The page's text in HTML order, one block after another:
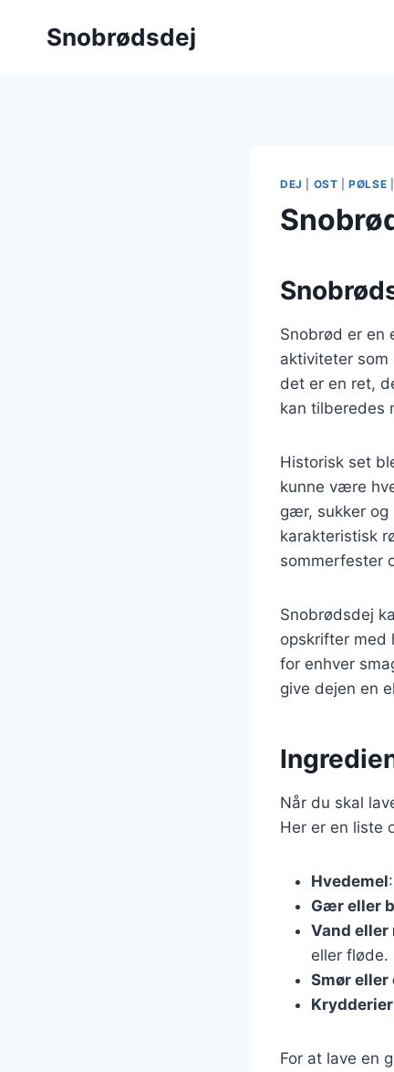
Snobrødsdej
DEJ OST |PØLSE
Snobrød er en
aktiviteter som
det er en ret,
kan tilberedes
Historisk set
kunne være
gær, sukker og
karakteristisk
sommerfester
Snobrødsdej
opskrifter med
for enhver
give dejen en
Når du skal
Her er en liste
Hvedemel
Gær eller
Vand
eller fløde.
Smør eller
Krydderier
For at lave en